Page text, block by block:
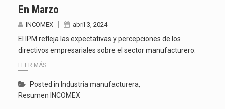
En Marzo
INCOMEX abril 3, 2024
El IPM refleja las expectativas y percepciones de los
directivos empresariales sobre el sector manufacturero.
LEER MÁS
Posted in Industria manufacturera,
Resumen INCOMEX